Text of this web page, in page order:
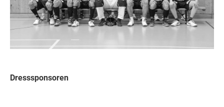
Dresssponsoren